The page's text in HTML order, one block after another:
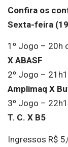
Confira os
Sexta-feira
1º Jogo – 20h
X ABASF
2º Jogo –
Amplimaq X
3º Jogo –
T. C. X B5
Ingressos R$